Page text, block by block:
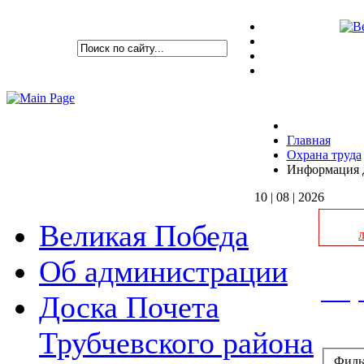
Главная
Охрана труда
Информация
10 | 08 | 2026
Великая Победа
Об администрации
Доска Почета
Трубчевского района